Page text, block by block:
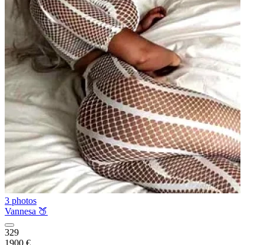
3 photos
Vannesa 🍑
329
1900 €